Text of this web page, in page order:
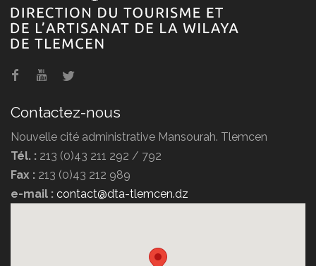
Agence de voyage POMARIA
Agence de voyage DIPLOMATE
Contactez-nous
Nouvelle cité administrative Mansourah. Tlemcen
Tél. : 213 (0)43 211 292 / 792
Fax : 213 (0)43 212 989
e-mail : contact@dta-tlemcen.dz